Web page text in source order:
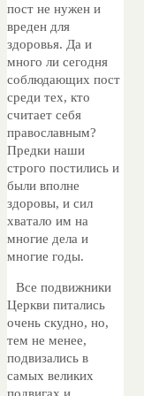
пост не нужен и
вреден для
здоровья. Да и
много ли сегодня
соблюдающих пост
среди тех, кто
считает себя
православным?
Предки наши
строго постились и
были вполне
здоровы, и сил
хватало им на
многие дела и
многие годы.
Все подвижники
Церкви питались
очень скудно, но,
тем не менее,
подвизались в
самых великих
подвигах и